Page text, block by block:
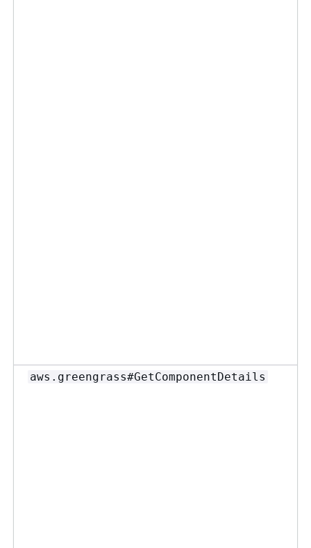
aws.greengrass#GetComponentDetails